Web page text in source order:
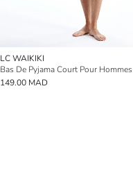
LC WAIKIKI
149.00 MAD